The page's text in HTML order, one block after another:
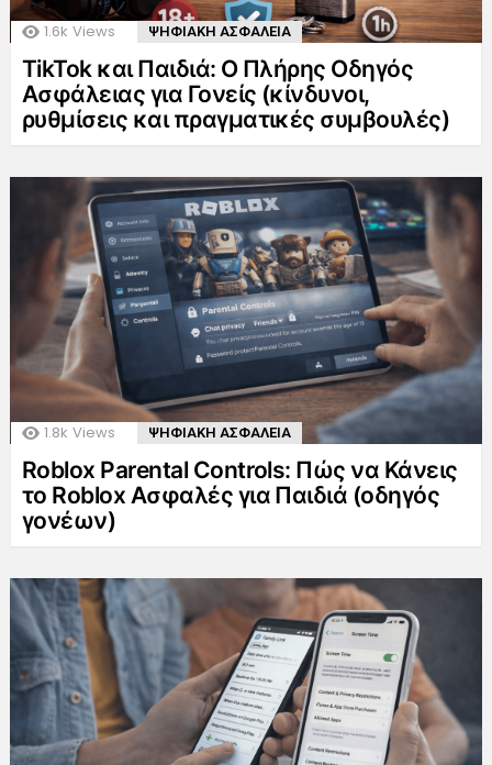
1.6k Views ΨΗΦΙΑΚΗ ΑΣΦΑΛΕΙΑ
TikTok και Παιδιά: Ο Πλήρης Οδηγός
Ασφάλειας για Γονείς (κίνδυνοι,
ρυθμίσεις και πραγματικές συμβουλές)
1.8k Views ΨΗΦΙΑΚΗ ΑΣΦΑΛΕΙΑ
Roblox Parental Controls: Πώς να Κάνεις
το Roblox Ασφαλές για Παιδιά (οδηγός
γονέων)